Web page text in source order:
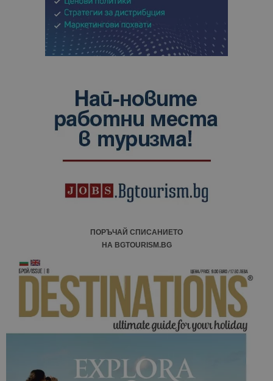
ПОРЪЧАЙ СПИСАНИЕТО
НА BGTOURISM.BG